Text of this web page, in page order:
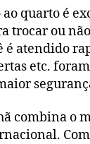
quarto é
trocar ou
é atendido
etc.
combina o